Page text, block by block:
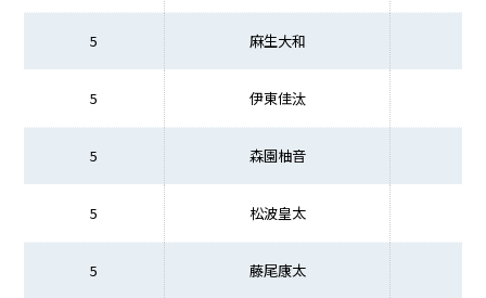
5 麻生大和
5 伊東佳汰
5 森園柚音
5 松波皇太
5 藤尾康太